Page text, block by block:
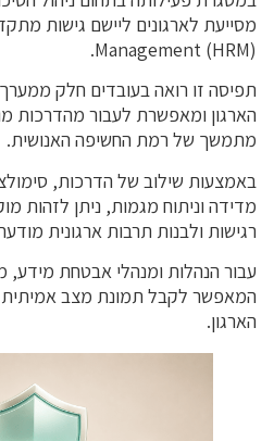
Management (HRM).
תפיסה זו רואה בעובדים חלק ממערך
הארגון ומאפשרת לעבור מהדרכות
מתמשך של רמת החשיפה האנושית.
באמצעות שילוב של הדרכות,
מדידה וניתוח מגמות, ניתן לזהות
רגישות ולבנות תרבות ארגונית
עבור הנהלות ומנהלי אבטחת מידע,
המאפשר לקבל תמונת מצב
הארגון.